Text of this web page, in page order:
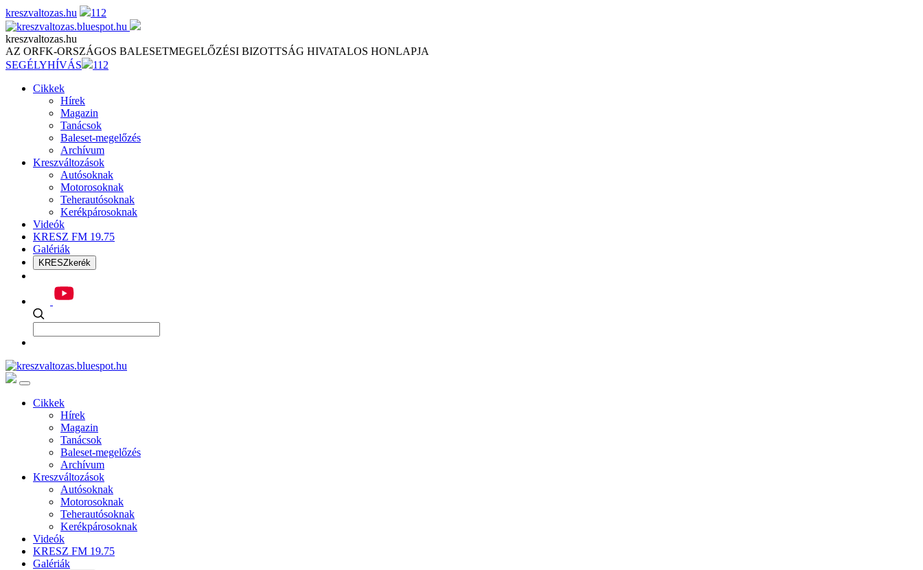
Skip
to
content
kreszvaltozas.hu 112
kreszvaltozas.hu
AZ ORFK-ORSZÁGOS BALESETMEGELŐZÉSI BIZOTTSÁG HIVATALOS HONLAPJA
SEGÉLYHÍVÁS
112
Cikkek
Hírek
Magazin
Tanácsok
Baleset-megelőzés
Archívum
Kreszváltozások
Autósoknak
Motorosoknak
Teherautósoknak
Kerékpárosoknak
Videók
KRESZ FM 19.75
Galériák
KRESZkerék
Cikkek
Hírek
Magazin
Tanácsok
Baleset-megelőzés
Archívum
Kreszváltozások
Autósoknak
Motorosoknak
Teherautósoknak
Kerékpárosoknak
Videók
KRESZ FM 19.75
Galériák